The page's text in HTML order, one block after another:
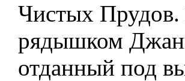
Чистых
рядышком
отданный под